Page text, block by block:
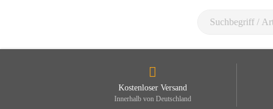
Kostenloser Versand
Innerhalb von Deutschland